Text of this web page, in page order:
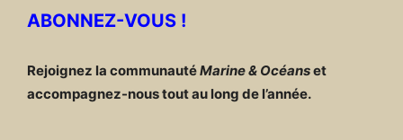
ABONNEZ-VOUS !
Rejoignez la communautéMarine & Océanset
accompagnez-nous tout au long de l’année.